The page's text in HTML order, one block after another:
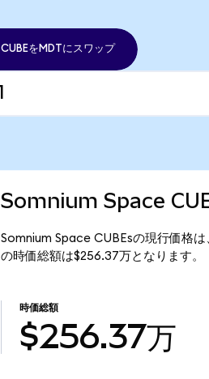
CUBEをMDTにスワップ
Somnium Space
Somnium Space CUBEsの現行価格
の時価総額は$256.37万となります。
時価総額
$256.37万